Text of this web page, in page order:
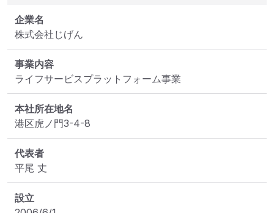
企業名
株式会社じげん
事業内容
ライフサービスプラットフォーム事業
本社所在地名
港区虎ノ門3-4-8
代表者
平尾 丈
設立